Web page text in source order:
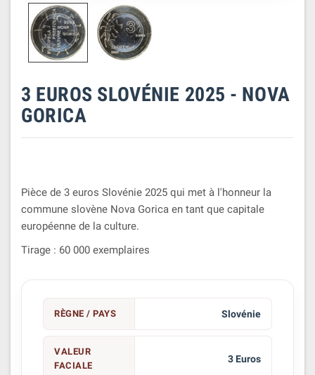
3 EUROS SLOVÉNIE 2025 - NOVA
GORICA
Pièce de 3 euros Slovénie 2025 qui met à l'honneur la
commune slovène Nova Gorica en tant que capitale
européenne de la culture.
Tirage : 60 000 exemplaires
RÈGNE / PAYS Slovénie
VALEUR
FACIALE
3 Euros